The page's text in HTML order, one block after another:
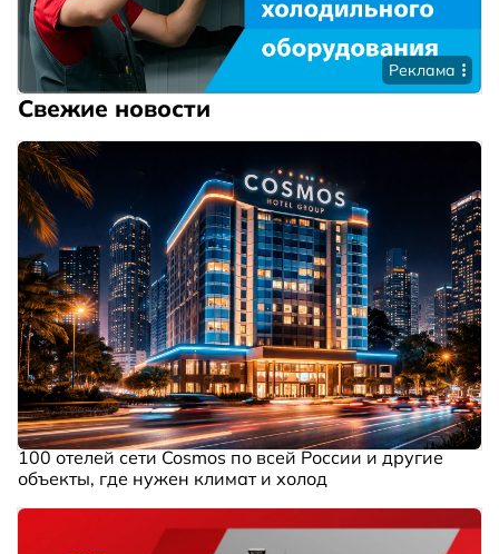
Реклама
Свежие новости
100 отелей сети Cosmos по всей России и другие
объекты, где нужен климат и холод